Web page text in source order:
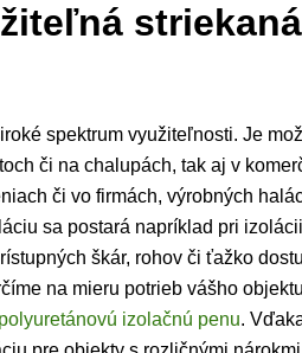
striekaná
spektrum využiteľnosti. Je
či na chalupách, tak aj v
či vo firmách, výrobných
sa postará napríklad pri izolácii
škár, rohov či ťažko
na mieru potrieb vášho
polyuretánovú izolačnú penu.